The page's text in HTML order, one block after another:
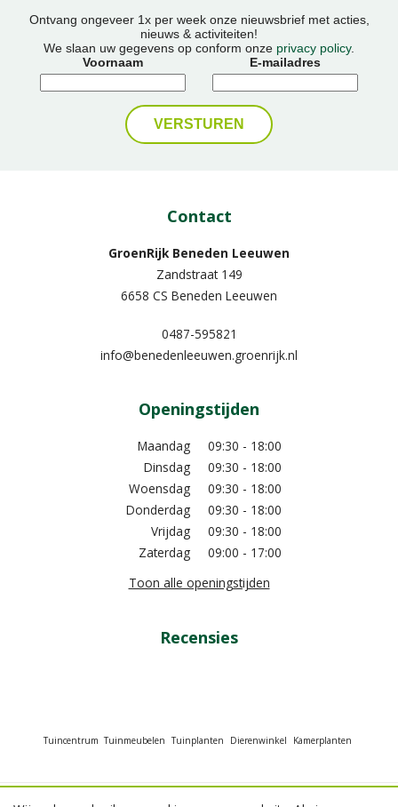
Ontvang ongeveer 1x per week onze nieuwsbrief met acties,
nieuws & activiteiten!
We slaan uw gegevens op conform onze privacy policy.
Voornaam
E-mailadres
Contact
GroenRijk Beneden Leeuwen​
Zandstraat 149
6658 CS Beneden Leeuwen
0487-595821
info@benedenleeuwen.groenrijk.nl
Openingstijden
Maandag
09:30 - 18:00
Dinsdag
09:30 - 18:00
Woensdag
09:30 - 18:00
Donderdag
09:30 - 18:00
Vrijdag
09:30 - 18:00
Zaterdag
09:00 - 17:00
Toon alle openingstijden
Recensies
Tuincentrum Tuinmeubelen Tuinplanten Dierenwinkel Kamerplanten